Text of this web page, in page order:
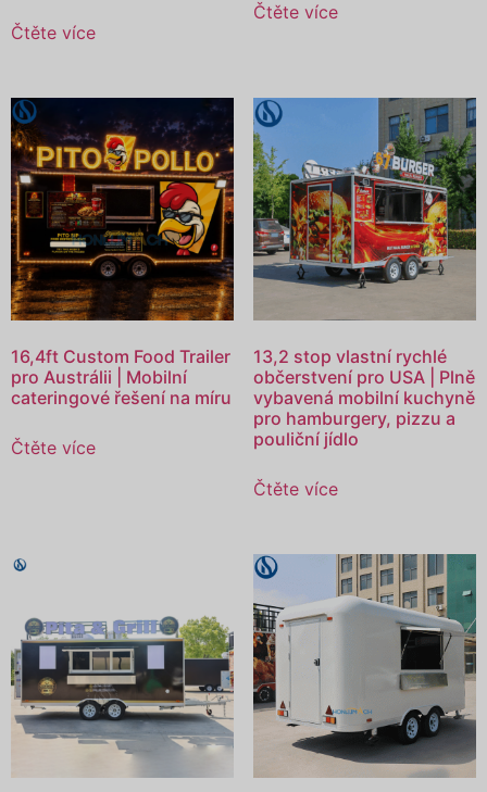
Čtěte více
Čtěte více
16,4ft Custom Food Trailer
pro Austrálii | Mobilní
cateringové řešení na míru
Čtěte více
13,2 stop vlastní rychlé
občerstvení pro USA | Plně
vybavená mobilní kuchyně
pro hamburgery, pizzu a
pouliční jídlo
Čtěte více